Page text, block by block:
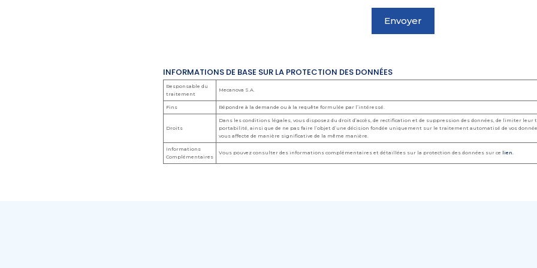
INFORMATIONS DE BASE SUR LA PROTECTION DES DONNÉES
Responsable du
traitement
Mecanova S.A.
Fins Répondre à la demande ou à la requête formulée par l’intéressé.
Droits
Dans les conditions légales, vous disposez du droit d’accès, de rectification et de suppression des données, de limiter
portabilité, ainsi que de ne pas faire l’objet d’une décision fondée uniquement sur le traitement automatisé de vos
vous affecte de manière significative de la même manière.
Informations
Complémentaires
Vous pouvez consulter des informations complémentaires et détaillées sur la protection des données sur ce lien.